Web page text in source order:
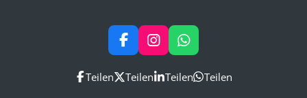
F
a
c
e
I
n
s
t
W
h
a
t
Teilen Teilen Teilen Teilen